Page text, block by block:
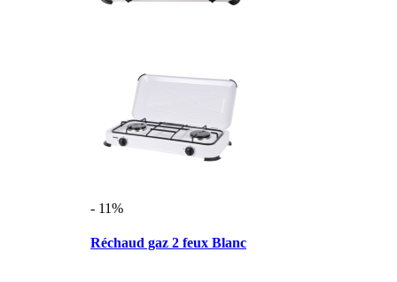
- 11%
Réchaud gaz 2 feux Blanc